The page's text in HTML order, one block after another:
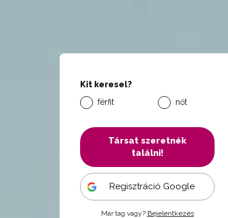
Kit keresel?
férfit
nőt
Társat szeretnék
találni!
Regisztráció Google
Már tag vagy? Bejelentkezés